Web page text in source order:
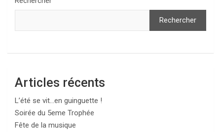
Rechercher
Articles récents
L’été se vit…en guinguette !
Soirée du 5eme Trophée
Fête de la musique